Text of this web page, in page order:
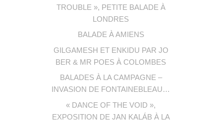
TROUBLE », PETITE BALADE À
LONDRES
BALADE À AMIENS
GILGAMESH ET ENKIDU PAR JO
BER & MR POES À COLOMBES
BALADES À LA CAMPAGNE –
INVASION DE FONTAINEBLEAU…
« DANCE OF THE VOID »,
EXPOSITION DE JAN KALÁB À LA